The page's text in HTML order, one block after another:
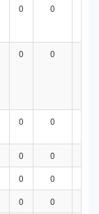
0 0
0 0
0 0
0 0
0 0
0 0